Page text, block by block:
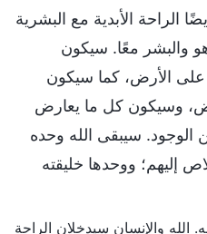
الراحة الأبدية مع البشرية
هو والبشر معًا. سيكون
على الأرض، كما سيكون
وسيكون كل ما يعارض
سيبقى الله وحده
إليهم؛ ووحدها خليقته
وعمله. الله والإنسان سيدخلان الراحة